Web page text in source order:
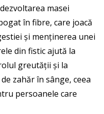
masei
în fibre, care joacă
și menținerea unei
din fistic ajută la
greutății și la
zahăr în sânge, ceea
persoanele care